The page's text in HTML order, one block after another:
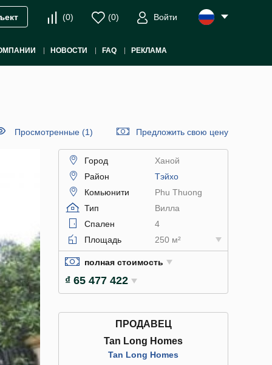
(0) (0) Войти
НОВОСТИ FAQ РЕКЛАМА
Просмотренные (1) Предложить свою цену
Город
Ханой
Район
Тэйхо
Комьюнити
Phu Thuong
Тип
Вилла
Спален
4
Площадь
250 м²
полная стоимость
₫ 65 477 422
ПРОДАВЕЦ
Tan Long Homes
Tan Long Homes